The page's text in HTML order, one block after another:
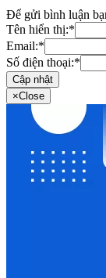
Để gửi bình luận
Tên hiển thị:*
Email:*
Số điện thoại:*
Cập nhật
×Close